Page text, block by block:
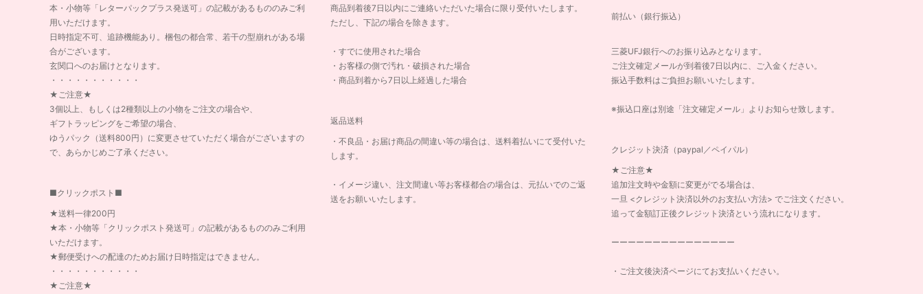
本・小物等「レターパックプラス発送可」の記載があるもののみご利
用いただけます。
日時指定不可、追跡機能あり。梱包の都合常、若干の型崩れがある場
合がございます。
玄関口へのお届けとなります。
・・・・・・・・・・・
★ご注意★
3個以上、もしくは2種類以上の小物をご注文の場合や、
ギフトラッピングをご希望の場合、
ゆうパック（送料800円）に変更させていただく場合がございますの
で、あらかじめご了承ください。
■クリックポスト■
★送料一律200円
★本・小物等「クリックポスト発送可」の記載があるもののみご利用
いただけます。
★郵便受けへの配達のためお届け日時指定はできません。
・・・・・・・・・・・
★ご注意★
商品到着後7日以内にご連絡いただいた場合に限り受付いたします。
ただし、下記の場合を除きます。
・すでに使用された場合
・お客様の側で汚れ・破損された場合
・商品到着から7日以上経過した場合
返品送料
・不良品・お届け商品の間違い等の場合は、送料着払いにて受付いた
します。
・イメージ違い、注文間違い等お客様都合の場合は、元払いでのご返
送をお願いいたします。
前払い（銀行振込）
三菱UFJ銀行へのお振り込みとなります。
ご注文確定メールが到着後7日以内に、ご入金ください。
振込手数料はご負担お願いいたします。
※振込口座は別途「注文確定メール」よりお知らせ致します。
クレジット決済（paypal／ペイパル）
★ご注意★
追加注文時や金額に変更がでる場合は、
一旦 <クレジット決済以外のお支払い方法> でご注文ください。
追って金額訂正後クレジット決済という流れになります。
ーーーーーーーーーーーーーーー
・ご注文後決済ページにてお支払いください。